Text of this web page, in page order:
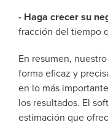
- Haga crecer su
fracción del tiempo
En resumen,
forma eficaz y
en lo más
los resultados. El
estimación que